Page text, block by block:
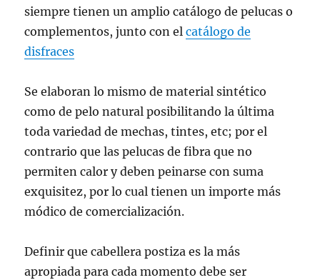
siempre tienen un amplio catálogo de pelucas o
complementos, junto con elcatálogo de
disfraces
Se elaboran lo mismo de material sintético
como de pelo natural posibilitando la última
toda variedad de mechas, tintes, etc; por el
contrario que las pelucas de fibra que no
permiten calor y deben peinarse con suma
exquisitez, por lo cual tienen un importe más
módico de comercialización.
Definir que cabellera postiza es la más
apropiada para cada momento debe ser